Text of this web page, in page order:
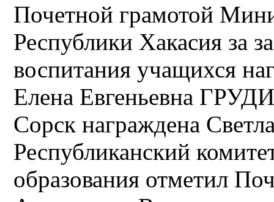
Почетной грамотой
Республики Хакасия за
воспитания учащихся
Елена Евгеньевна
Сорск награждена
Республиканский
образования отметил